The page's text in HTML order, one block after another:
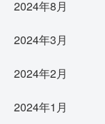
2024年8月
2024年3月
2024年2月
2024年1月